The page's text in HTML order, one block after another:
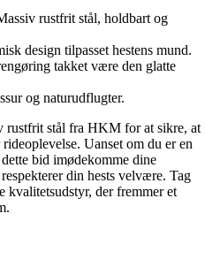
rustfrit stål, holdbart og
design tilpasset hestens mund.
takket være den glatte
og naturudflugter.
rustfrit stål fra HKM for at sikre, at
Uanset om du er en
bid imødekomme dine
din hests velvære. Tag
kvalitetsudstyr, der fremmer et